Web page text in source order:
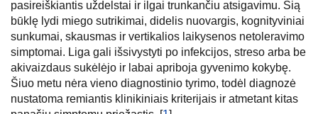
pasireiškiantis uždelstai ir ilgai trunkančiu atsigavimu. Šią
būklę lydi miego sutrikimai, didelis nuovargis, kognityviniai
sunkumai, skausmas ir vertikalios laikysenos netoleravimo
simptomai. Liga gali išsivystyti po infekcijos, streso arba be
akivaizdaus sukėlėjo ir labai apriboja gyvenimo kokybę.
Šiuo metu nėra vieno diagnostinio tyrimo, todėl diagnozė
nustatoma remiantis klinikiniais kriterijais ir atmetant kitas